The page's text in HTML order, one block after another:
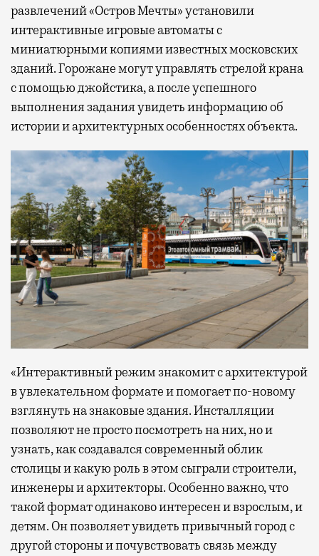
развлечений «Остров Мечты» установили
интерактивные игровые автоматы с
миниатюрными копиями известных московских
зданий. Горожане могут управлять стрелой крана
с помощью джойстика, а после успешного
выполнения задания увидеть информацию об
истории и архитектурных особенностях объекта.
«Интерактивный режим знакомит с архитектурой
в увлекательном формате и помогает по-новому
взглянуть на знаковые здания. Инсталляции
позволяют не просто посмотреть на них, но и
узнать, как создавался современный облик
столицы и какую роль в этом сыграли строители,
инженеры и архитекторы. Особенно важно, что
такой формат одинаково интересен и взрослым, и
детям. Он позволяет увидеть привычный город с
другой стороны и почувствовать связь между